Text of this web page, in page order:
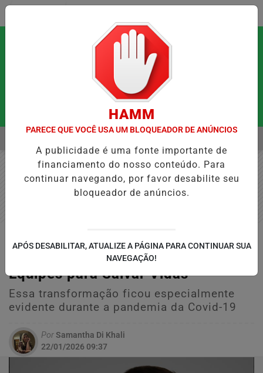
EM ALTA
GERAL
A Outra Face da Medicina: Liderar
Equipes para Salvar Vidas
Essa transformação ficou especialmente
evidente durante a pandemia da Covid-19
PorSamantha Di Khali
22/01/2026 09:37
HAMM
PARECE QUE VOCÊ USA UM BLOQUEADOR DE ANÚNCIOS
A publicidade é uma fonte importante de
financiamento do nosso conteúdo. Para
continuar navegando, por favor desabilite seu
bloqueador de anúncios.
APÓS DESABILITAR, ATUALIZE A PÁGINA PARA CONTINUAR SUA
NAVEGAÇÃO!